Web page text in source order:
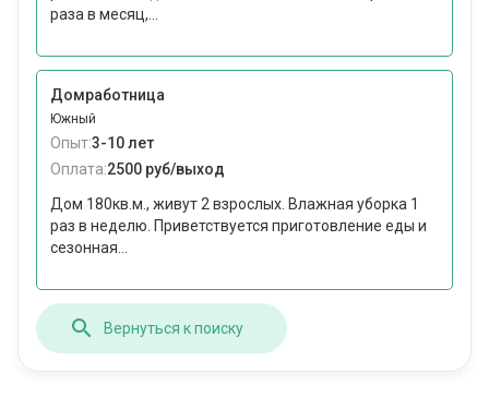
раза в месяц,...
Домработница
Южный
Опыт:3-10 лет
Оплата:2500 руб/выход
Дом 180кв.м., живут 2 взрослых. Влажная уборка 1
раз в неделю. Приветствуется приготовление еды и
сезонная...
Вернуться к поиску